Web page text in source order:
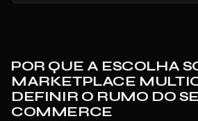
POR QUE A ESCOLHA
MARKETPLACE
DEFINIR O RUMO DO
COMMERCE